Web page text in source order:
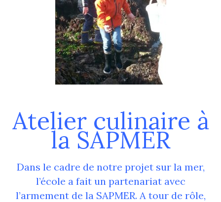
Atelier culinaire à
la SAPMER
Dans le cadre de notre projet sur la mer,
l’école a fait un partenariat avec
l’armement de la SAPMER. A tour de rôle,